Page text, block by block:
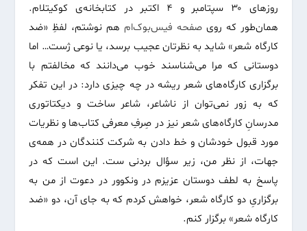
روزهای ۳۰ سپتامبر و ۴ اکتبر در کتابخانه‌ی کوکیتلام.
همان‌طور که روی صفحه فیس‌بوک‌ام هم نوشتم، لفظِ «ضد
کارگاه شعر» شاید به نظرتان عجیب برسد، یا نوعی ژست… اما
دوستانی که مرا می‌شناسند خوب می‌دانند که مخالفتم با
برگزاری کارگاه‌های شعر ریشه در چه چیزی دارد: در این تفکر
که به زور نمی‌توان از ناشاعر، شاعر ساخت و دیکتاتوری
مدرسانِ کارگاه‌های شعر نیز در صِرفِ معرفی کتاب‌ها و نظریات
مورد قبول خودشان و خط دادن به شرکت کنندگان در همه‌ی
جهات، از نظر من، زیر سؤال بردنی ست. این است که در
پاسخ به لطف دوستان عزیزم در ونکوور در دعوت از من به
برگزاریِ دو کارگاه‌ شعر، خواهش کردم که به جای آن، دو «ضد
کارگاه شعر» برگزار کنم.